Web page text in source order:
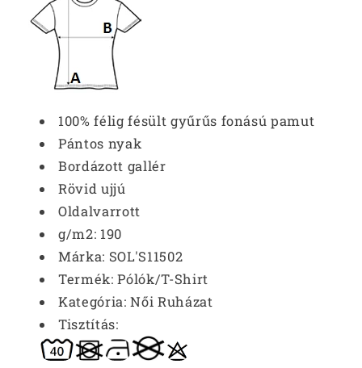
100% félig fésült gyűrűs fonású pamut
Pántos nyak
Bordázott gallér
Rövid ujjú
Oldalvarrott
g/m2: 190
Márka: SOL'S11502
Termék:Pólók/T-Shirt
Kategória:Női Ruházat
Tisztítás: